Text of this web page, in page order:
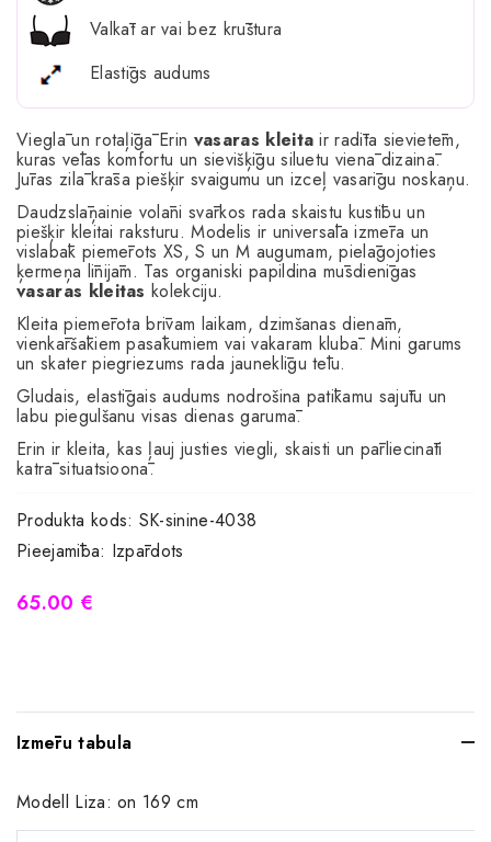
Valkāt ar vai bez krūštura
Elastīgs audums
Vieglā un rotaļīgā Erin vasaras kleita ir radīta sievietēm,
kuras vēlas komfortu un sievišķīgu siluetu vienā dizainā.
Jūras zilā krāsa piešķir svaigumu un izceļ vasarīgu noskaņu.
Daudzslāņainie volāni svārkos rada skaistu kustību un
piešķir kleitai raksturu. Modelis ir universāla izmēra un
vislabāk piemērots XS, S un M augumam, pielāgojoties
ķermeņa līnijām. Tas organiski papildina mūsdienīgas
vasaras kleitas kolekciju.
Kleita piemērota brīvam laikam, dzimšanas dienām,
vienkāršākiem pasākumiem vai vakaram klubā. Mini garums
un skater piegriezums rada jauneklīgu tēlu.
Gludais, elastīgais audums nodrošina patīkamu sajūtu un
labu piegulšanu visas dienas garumā.
Erin ir kleita, kas ļauj justies viegli, skaisti un pārliecināti
katrā situatsioonā.
Produkta kods: SK-sinine-4038
Pieejamība: Izpārdots
65.00 €
Izmēru tabula
Modell Liza: on 169 cm